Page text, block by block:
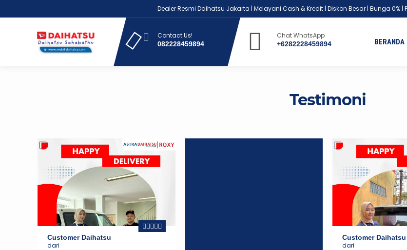
Dealer Resmi Daihatsu Jakarta | Melayani Cash & Kredit | Diskon Besar | Bunga 0% |
Contact Us!
082228459894
Chat WhatsApp
+6282228459894 BERANDA
You are here :Beranda/Testimoni
Testimoni
Customer Daihatsu
dari
Customer Daihatsu
dari